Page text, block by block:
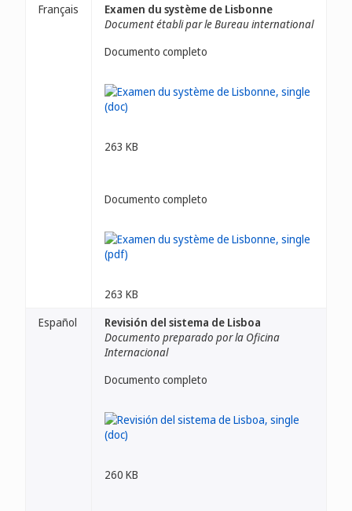
Français
Examen du système de Lisbonne
Document établi par le Bureau international
Documento completo
263 KB
Documento completo
263 KB
Español
Revisión del sistema de Lisboa
Documento preparado por la Oficina
Internacional
Documento completo
260 KB